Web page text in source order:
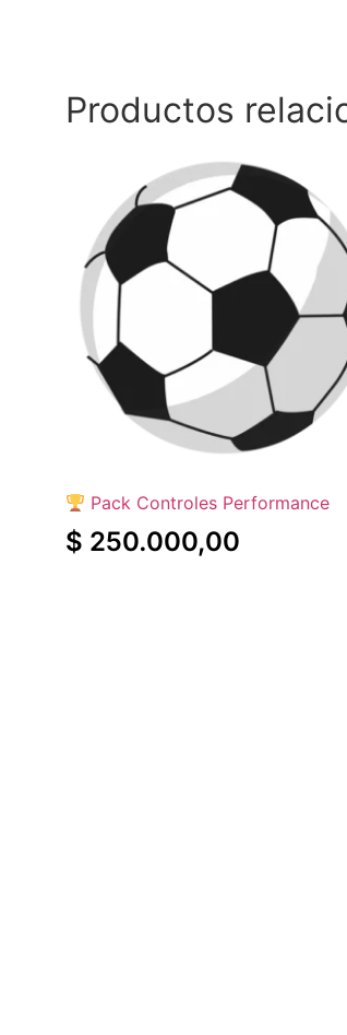
Productos
Pack Controles Performance
$ 250.000,00